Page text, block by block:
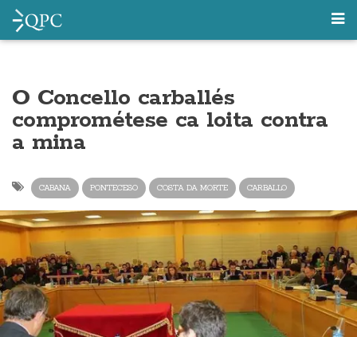
O Concello carballés
comprométese ca loita contra
a mina
CABANA PONTECESO COSTA DA MORTE CARBALLO